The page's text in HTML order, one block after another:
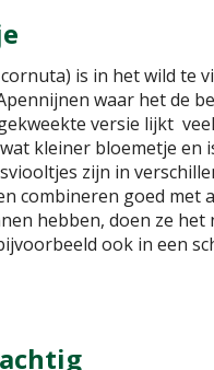
is in het wild te
waar het de
versie lijkt
kleiner bloemetje en
zijn in
combineren goed met
hebben, doen ze het
ook in een